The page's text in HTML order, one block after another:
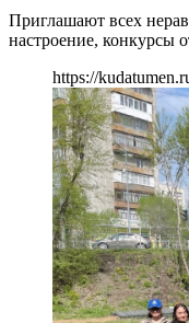
Приглашают всех
настроение, конкурсы
https://